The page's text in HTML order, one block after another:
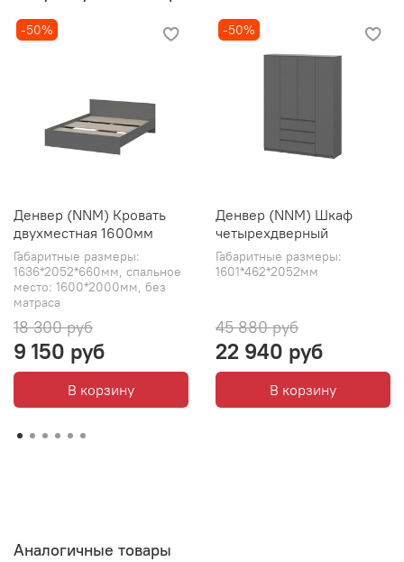
-50%
Денвер (NNM) Кровать
двухместная 1600мм
Габаритные размеры:
1636*2052*660мм, спальное
место: 1600*2000мм, без
матраса
18 300 руб
9 150 руб
В корзину
-50%
Денвер (NNM) Шкаф
четырехдверный
Габаритные размеры:
1601*462*2052мм
45 880 руб
22 940 руб
В корзину
Аналогичные товары